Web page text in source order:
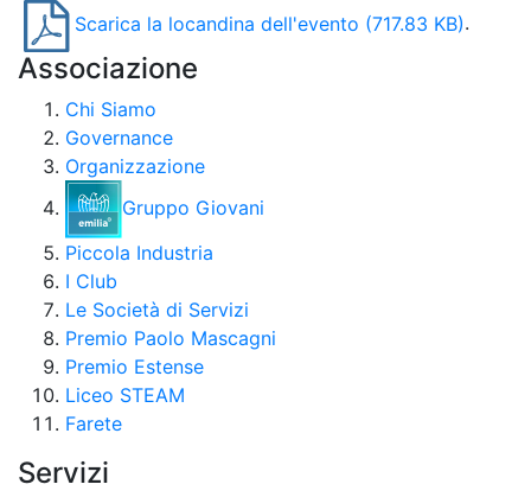
Scarica la locandina dell'evento (717.83 KB).
Associazione
Chi Siamo
Governance
Organizzazione
Gruppo Giovani
Piccola Industria
I Club
Le Società di Servizi
Premio Paolo Mascagni
Premio Estense
Liceo STEAM
Farete
Servizi